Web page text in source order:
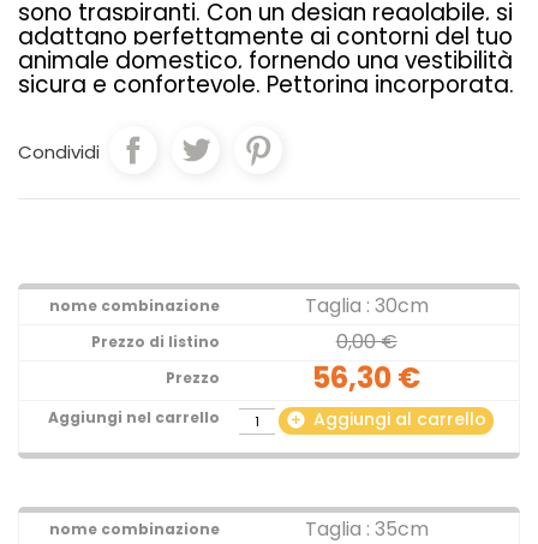
sono traspiranti. Con un design regolabile, si
adattano perfettamente ai contorni del tuo
animale domestico, fornendo una vestibilità
sicura e confortevole. Pettorina incorporata.
Condividi
Taglia : 30cm
0,00 €
56,30 €
add_circle Aggiungi al carrello
Taglia : 35cm